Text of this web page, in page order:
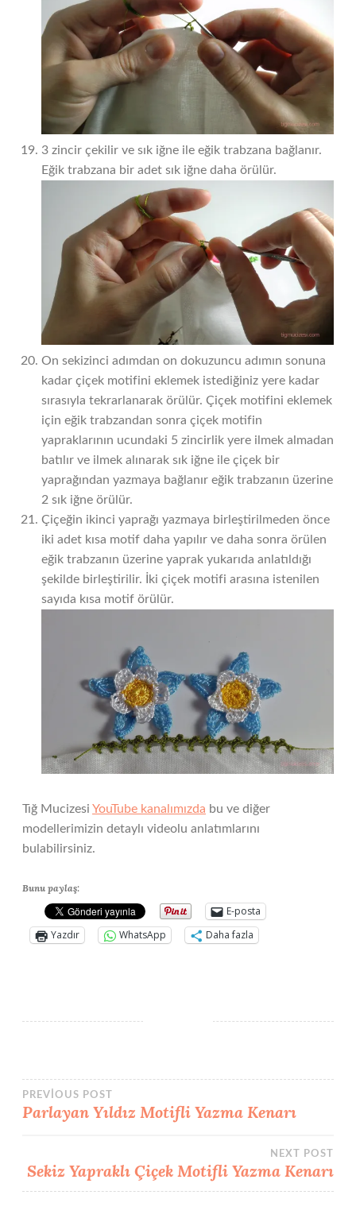
3 zincir çekilir ve sık iğne ile eğik trabzana bağlanır.
Eğik trabzana bir adet sık iğne daha örülür.
On sekizinci adımdan on dokuzuncu adımın sonuna
kadar çiçek motifini eklemek istediğiniz yere kadar
sırasıyla tekrarlanarak örülür. Çiçek motifini eklemek
için eğik trabzandan sonra çiçek motifin
yapraklarının ucundaki 5 zincirlik yere ilmek almadan
batılır ve ilmek alınarak sık iğne ile çiçek bir
yaprağından yazmaya bağlanır eğik trabzanın üzerine
2 sık iğne örülür.
Çiçeğin ikinci yaprağı yazmaya birleştirilmeden önce
iki adet kısa motif daha yapılır ve daha sonra örülen
eğik trabzanın üzerine yaprak yukarıda anlatıldığı
şekilde birleştirilir. İki çiçek motifi arasına istenilen
sayıda kısa motif örülür.
Tığ Mucizesi YouTube kanalımızda bu ve diğer
modellerimizin detaylı videolu anlatımlarını
bulabilirsiniz.
Bunu paylaş:
E-posta
Yazdır
WhatsApp Daha fazla
Yazı
PREVIOUS POST
Parlayan Yıldız Motifli Yazma Kenarı
NEXT POST
Sekiz Yapraklı Çiçek Motifli Yazma Kenarı